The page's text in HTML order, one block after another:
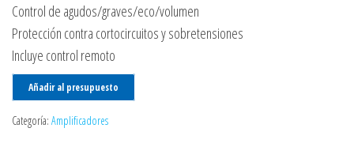
Control de agudos/graves/eco/volumen
Protección contra cortocircuitos y sobretensiones
Incluye control remoto
Añadir al presupuesto
Categoría: Amplificadores